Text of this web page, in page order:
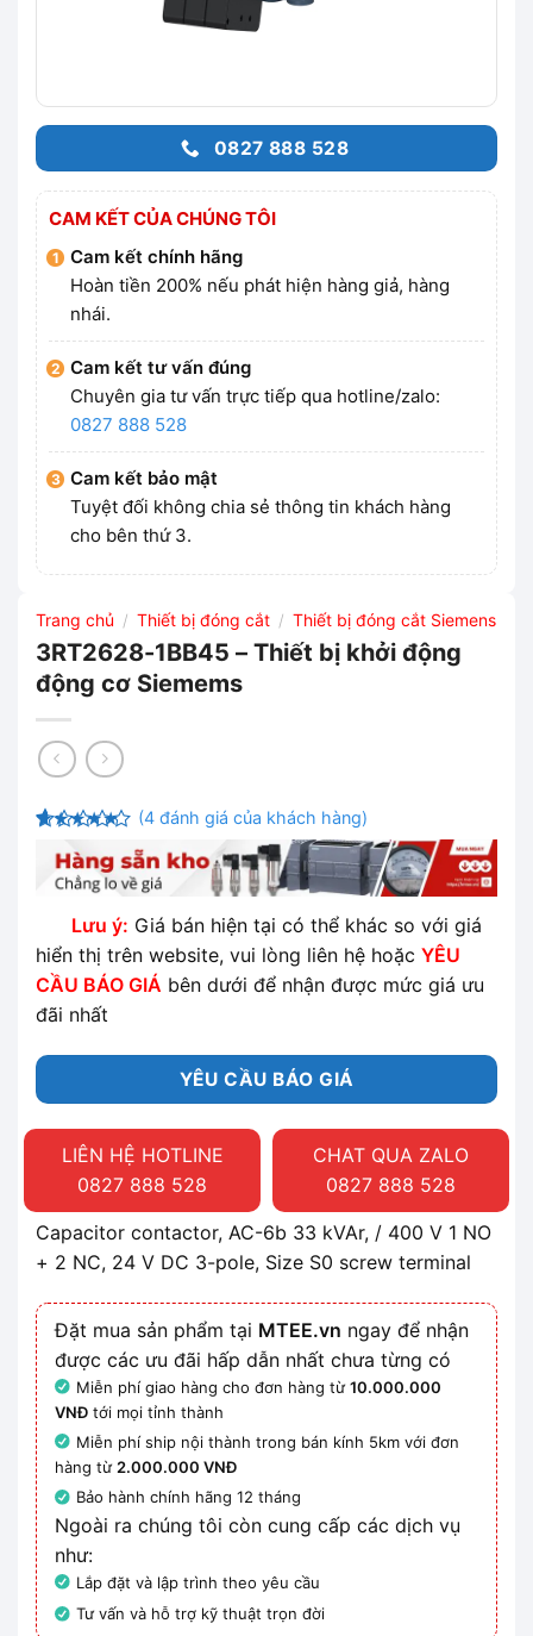
0827 888 528
CAM KẾT CỦA CHÚNG TÔI
Cam kết chính hãng
Hoàn tiền 200% nếu phát hiện hàng giả, hàng
nhái.
Cam kết tư vấn đúng
Chuyên gia tư vấn trực tiếp qua hotline/zalo:
0827 888 528
Cam kết bảo mật
Tuyệt đối không chia sẻ thông tin khách hàng
cho bên thứ 3.
Trang chủ / Thiết bị đóng cắt / Thiết bị đóng cắt Siemens
3RT2628-1BB45 – Thiết bị khởi động
động cơ Siemems
4.25trên
5 dựa
trênđánh
(4đánh giá của khách hàng)
Lưu ý: Giá bán hiện tại có thể khác so với giá
hiển thị trên website, vui lòng liên hệ hoặc YÊU
CẦU BÁO GIÁ bên dưới để nhận được mức giá ưu
đãi nhất
YÊU CẦU BÁO GIÁ
LIÊN HỆ HOTLINE
0827 888 528
CHAT QUA ZALO
0827 888 528
Capacitor contactor, AC-6b 33 kVAr, / 400 V 1 NO
+ 2 NC, 24 V DC 3-pole, Size S0 screw terminal
Đặt mua sản phẩm tại MTEE.vn ngay để nhận
được các ưu đãi hấp dẫn nhất chưa từng có
Miễn phí giao hàng cho đơn hàng từ10.000.000
VNĐ tới mọi tỉnh thành
Miễn phí ship nội thành trong bán kính 5km với đơn
hàng từ2.000.000 VNĐ
Bảo hành chính hãng 12 tháng
Ngoài ra chúng tôi còn cung cấp các dịch vụ
như:
Lắp đặt và lập trình theo yêu cầu
Tư vấn và hỗ trợ kỹ thuật trọn đời